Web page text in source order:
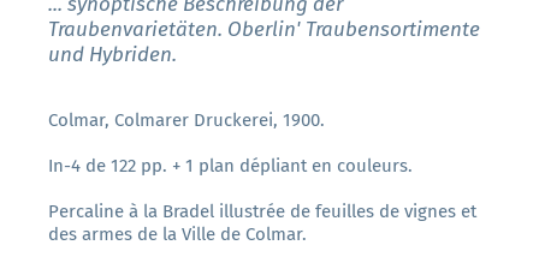
Traubenvarietäten. Oberlin' Traubensortimente
und Hybriden.
Colmar, Colmarer Druckerei, 1900.
In-4 de 122 pp. + 1 plan dépliant en couleurs.
Percaline à la Bradel illustrée de feuilles de vignes et
des armes de la Ville de Colmar.